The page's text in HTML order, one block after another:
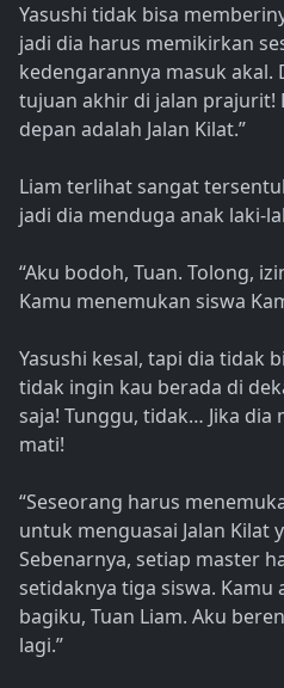
Yasushi tidak bisa
jadi dia harus memikirkan
kedengarannya masuk akal.
tujuan akhir di jalan prajurit!
depan adalah Jalan Kilat.”
Liam terlihat sangat
jadi dia menduga anak laki-
“Aku bodoh, Tuan. Tolong,
Kamu menemukan siswa
Yasushi kesal, tapi dia tidak
tidak ingin kau berada di
saja! Tunggu, tidak… Jika dia
mati!
“Seseorang harus
untuk menguasai Jalan Kilat
Sebenarnya, setiap master
setidaknya tiga siswa. Kamu
bagiku, Tuan Liam. Aku
lagi.”